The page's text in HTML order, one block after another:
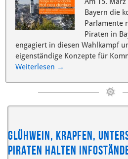
Bayern die
Parlamente
Piraten in
engagiert in diesen Wahlkampf
eigenständige Konzepte für
Weiterlesen →
Glühwein, Krapfen,
Piraten halten